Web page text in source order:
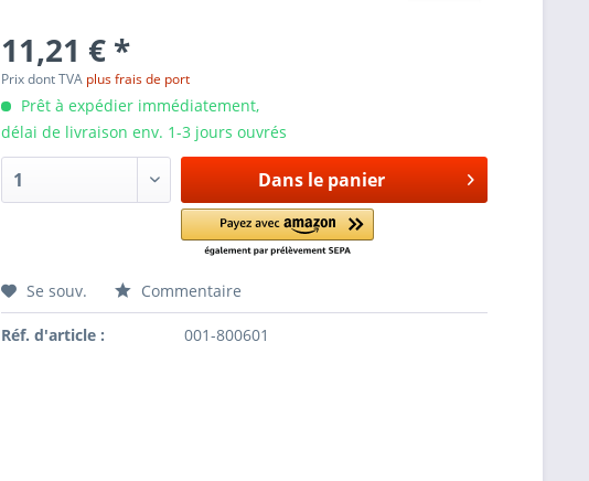
11,21 € *
Prix dont TVA plus frais de port
Prêt à expédier immédiatement,
délai de livraison env. 1-3 jours ouvrés
Dans le panier
Se souv. Commentaire
Réf. d'article : 001-800601